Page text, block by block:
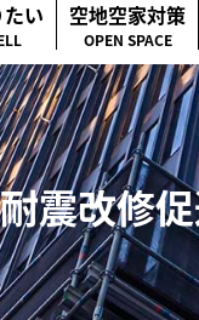
い 空地空家対策
OPEN SPACE
震改修